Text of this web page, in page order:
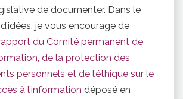
de documenter. Dans le
je vous encourage de
du Comité permanent de
de la protection des
personnels et de l’éthique sur le
à l’information déposé en